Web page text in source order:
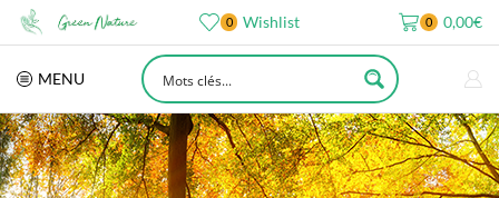
0 Wishlist 0 0,00€
MENU